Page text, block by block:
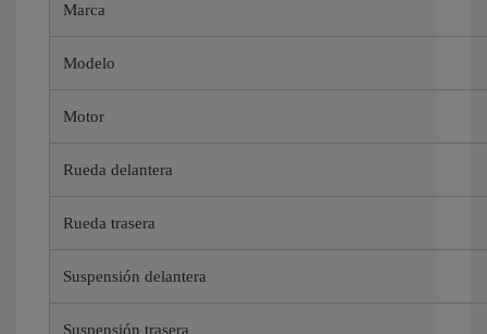
Marca
Modelo
Motor
Rueda delantera
Rueda trasera
Suspensión delantera
Suspensión trasera